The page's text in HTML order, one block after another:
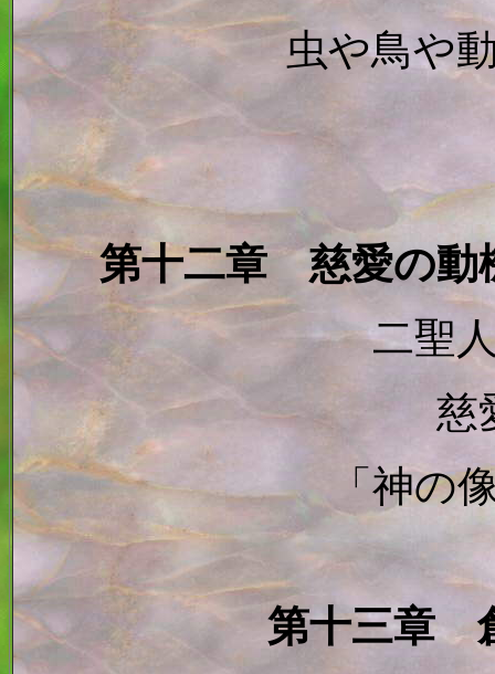
虫や鳥や
第十二章 慈愛の動
二聖
慈
「神の
第十三章